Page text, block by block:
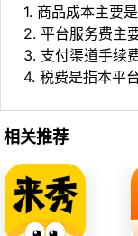
1. 商品成本主要
2. 平台服务费主
3. 支付渠道手续
4. 税费是指本平
相关推荐